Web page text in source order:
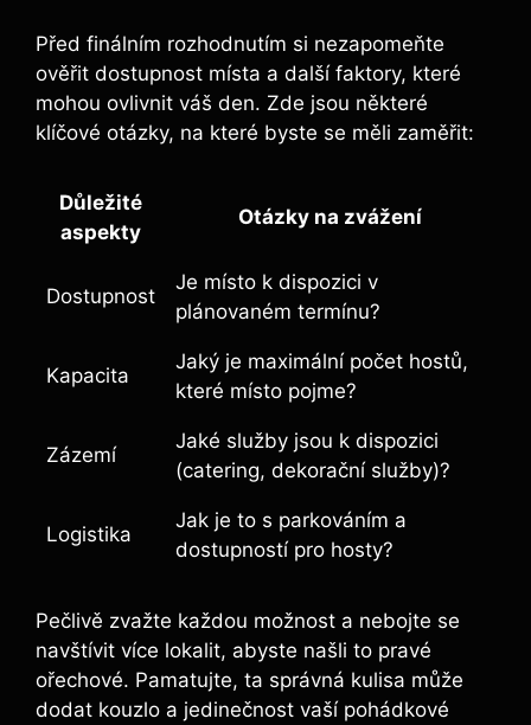
Před⁢ finálním ⁣rozhodnutím si nezapomeňte
ověřit dostupnost místa‍ a další faktory, které
mohou ovlivnit váš den. Zde jsou některé⁣
klíčové otázky, ⁣na které byste‍ se ⁢měli ⁣zaměřit:
Důležité‌
aspekty
Otázky na zvážení
Dostupnost
Je místo k dispozici v
plánovaném termínu?
Kapacita
Jaký ‌je maximální počet ‌hostů,
které ‌místo pojme?
Zázemí
Jaké služby jsou ‌k‍ dispozici⁢
(catering, dekorační služby)?
Logistika
Jak je to s parkováním⁣ a
dostupností pro hosty?
Pečlivě ‍zvažte každou​ možnost a⁣ nebojte ⁢se
navštívit více lokalit, abyste‍ našli to⁣ pravé
ořechové. Pamatujte, ta správná kulisa může
dodat kouzlo a⁤ jedinečnost vaší pohádkové